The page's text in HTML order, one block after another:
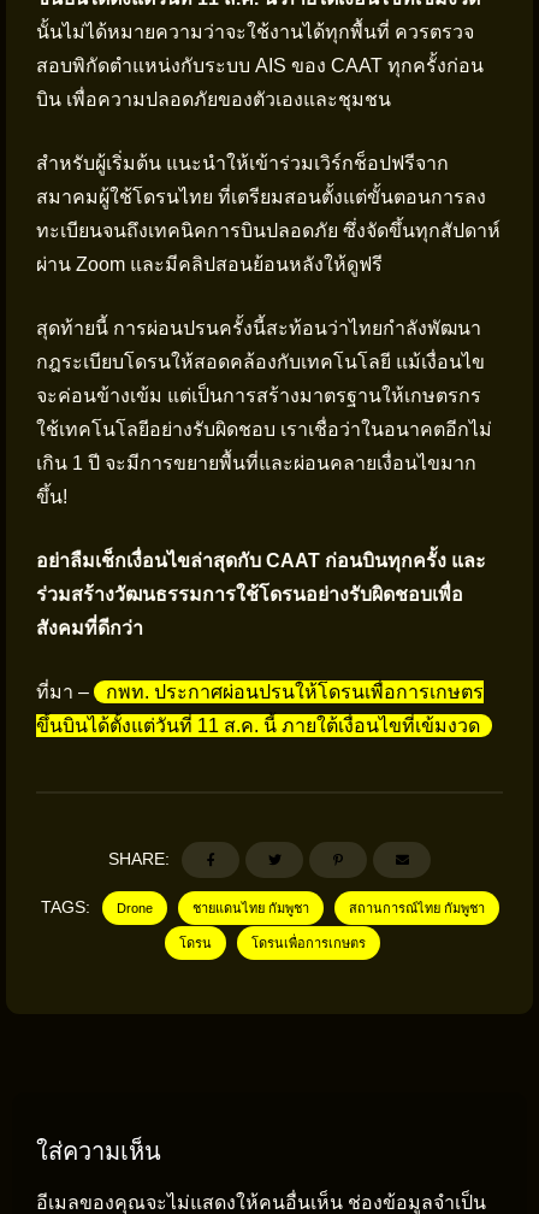
นั้นไม่ได้หมายความว่าจะใช้งานได้ทุกพื้นที่ ควรตรวจ
สอบพิกัดตำแหน่งกับระบบ AIS ของ CAAT ทุกครั้งก่อน
บิน เพื่อความปลอดภัยของตัวเองและชุมชน
สำหรับผู้เริ่มต้น แนะนำให้เข้าร่วมเวิร์กช็อปฟรีจาก
สมาคมผู้ใช้โดรนไทย ที่เตรียมสอนตั้งแต่ขั้นตอนการลง
ทะเบียนจนถึงเทคนิคการบินปลอดภัย ซึ่งจัดขึ้นทุกสัปดาห์
ผ่าน Zoom และมีคลิปสอนย้อนหลังให้ดูฟรี
สุดท้ายนี้ การผ่อนปรนครั้งนี้สะท้อนว่าไทยกำลังพัฒนา
กฎระเบียบโดรนให้สอดคล้องกับเทคโนโลยี แม้เงื่อนไข
จะค่อนข้างเข้ม แต่เป็นการสร้างมาตรฐานให้เกษตรกร
ใช้เทคโนโลยีอย่างรับผิดชอบ เราเชื่อว่าในอนาคตอีกไม่
เกิน 1 ปี จะมีการขยายพื้นที่และผ่อนคลายเงื่อนไขมาก
ขึ้น!
อย่าลืมเช็กเงื่อนไขล่าสุดกับ CAAT ก่อนบินทุกครั้ง และ
ร่วมสร้างวัฒนธรรมการใช้โดรนอย่างรับผิดชอบเพื่อ
สังคมที่ดีกว่า
ที่มา –
กพท. ประกาศผ่อนปรนให้โดรนเพื่อการเกษตร
ขึ้นบินได้ตั้งแต่วันที่ 11 ส.ค. นี้ ภายใต้เงื่อนไขที่เข้มงวด
SHARE:
TAGS: Drone ชายแดนไทย กัมพูชา สถานการณ์ไทย กัมพูชา
โดรน โดรนเพื่อการเกษตร
ใส่ความเห็น
อีเมลของคุณจะไม่แสดงให้คนอื่นเห็น ช่องข้อมูลจำเป็น